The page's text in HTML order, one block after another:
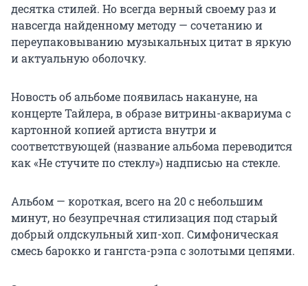
десятка стилей. Но всегда верный своему раз и
навсегда найденному методу — сочетанию и
переупаковыванию музыкальных цитат в яркую
и актуальную оболочку.
Новость об альбоме появилась накануне, на
концерте Тайлера, в образе витрины-аквариума с
картонной копией артиста внутри и
соответствующей (название альбома переводится
как «Не стучите по стеклу») надписью на стекле.
Альбом — короткая, всего на 20 с небольшим
минут, но безупречная стилизация под старый
добрый олдскульный хип-хоп. Симфоническая
смесь барокко и гангста-рэпа с золотыми цепями.